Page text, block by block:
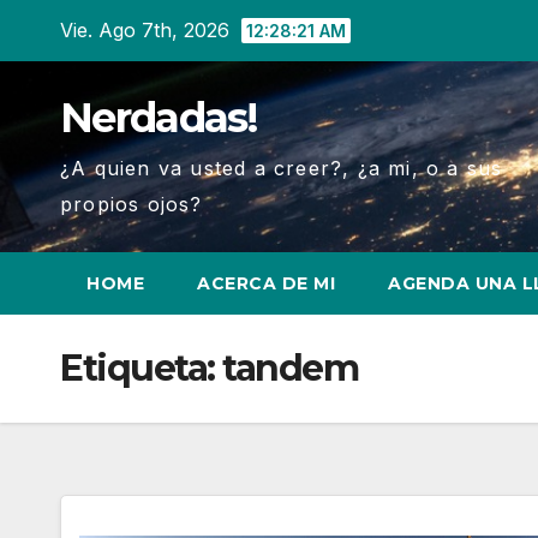
Vie. Ago 7th, 2026 12:28:23 AM
Nerdadas!
¿A quien va usted a creer?, ¿a mi, o a sus
propios ojos?
HOME ACERCA DE MI AGENDA UNA
Etiqueta:tandem